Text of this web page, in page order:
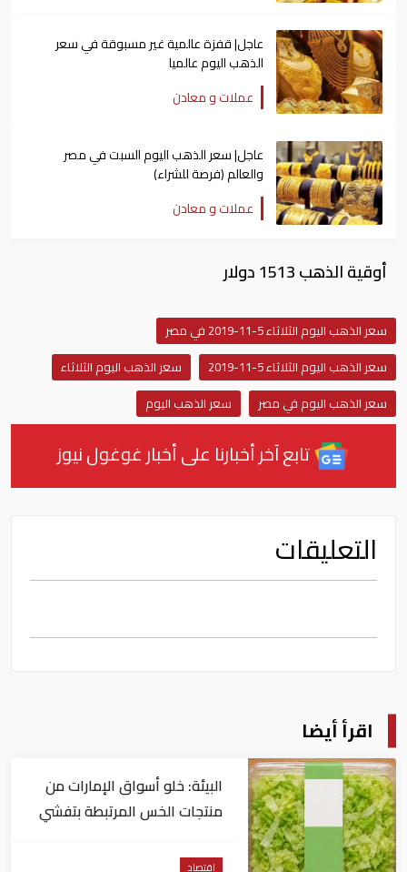
عاجل| قفزة عالمية غير مسبوقة في سعر
الذهب اليوم عالميا
عملات و معادن
عاجل| سعر الذهب اليوم السبت في مصر
والعالم (فرصة للشراء)
عملات و معادن
أوقية الذهب 1513 دولار
سعر الذهب اليوم الثلاثاء 5-11-2019 في مصر
سعر الذهب اليوم الثلاثاء 5-11-2019
سعر الذهب اليوم الثلاثاء
سعر الذهب اليوم في مصر
سعر الذهب اليوم
تابع آخر أخبارنا على أخبار غوغول نيوز
التعليقات
اقرأ أيضا
البيئة: خلو أسواق الإمارات من
منتجات الخس المرتبطة بتفشي
اقتصاد